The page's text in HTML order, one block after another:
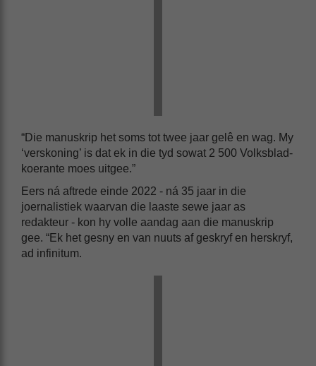
“Die manuskrip het soms tot twee jaar gelê en wag. My
‘verskoning’ is dat ek in die tyd sowat 2 500 Volksblad-
koerante moes uitgee.”
Eers ná aftrede einde 2022 - ná 35 jaar in die
joernalistiek waarvan die laaste sewe jaar as
redakteur - kon hy volle aandag aan die manuskrip
gee. “Ek het gesny en van nuuts af geskryf en herskryf,
ad infinitum.